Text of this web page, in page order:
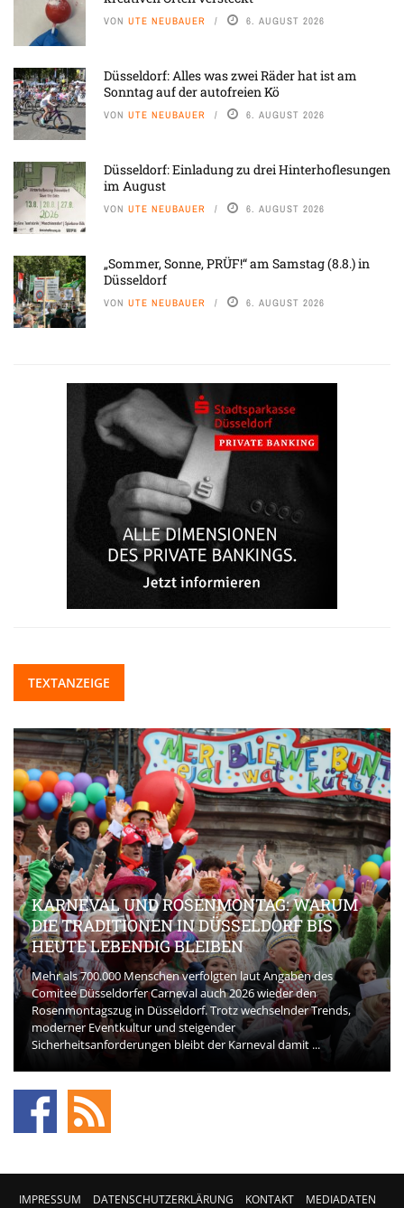
VON UTE NEUBAUER 6. AUGUST 2026
Düsseldorf: Alles was zwei Räder hat ist am
Sonntag auf der autofreien Kö
VON UTE NEUBAUER 6. AUGUST 2026
Düsseldorf: Einladung zu drei Hinterhoflesungen
im August
VON UTE NEUBAUER 6. AUGUST 2026
„Sommer, Sonne, PRÜF!“ am Samstag (8.8.) in
Düsseldorf
VON UTE NEUBAUER 6. AUGUST 2026
TEXTANZEIGE
KARNEVAL UND ROSENMONTAG: WARUM
DIE TRADITIONEN IN DÜSSELDORF BIS
HEUTE LEBENDIG BLEIBEN
Mehr als 700.000 Menschen verfolgten laut Angaben des
Comitee Düsseldorfer Carneval auch 2026 wieder den
Rosenmontagszug in Düsseldorf. Trotz wechselnder Trends,
moderner Eventkultur und steigender
Sicherheitsanforderungen bleibt der Karneval damit ...
IMPRESSUM DATENSCHUTZERKLÄRUNG KONTAKT MEDIADATEN